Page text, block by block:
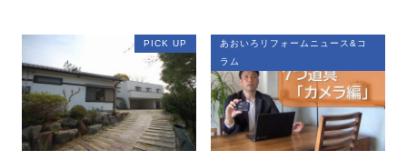
PICK UP
あおいろリフォームニュース&コ
ラム